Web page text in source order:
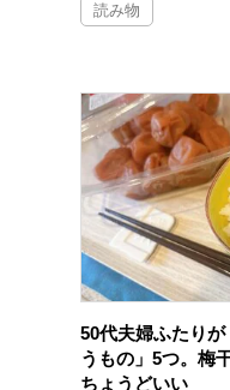
読み物
50代夫婦ふたり
うもの」5つ。梅
ちょうどいい